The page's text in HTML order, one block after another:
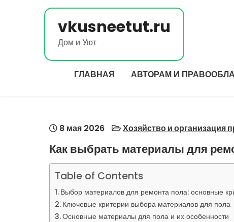
vkusneetut.ru
Дом и Уют
ГЛАВНАЯ АВТОРАМ И
8 мая 2026 Хозяйство и организация
Как выбрать материалы для
Table of Contents
Выбор материалов для ремонта пола: основные
Ключевые критерии выбора материалов для пола
Основные материалы для пола и их особенности